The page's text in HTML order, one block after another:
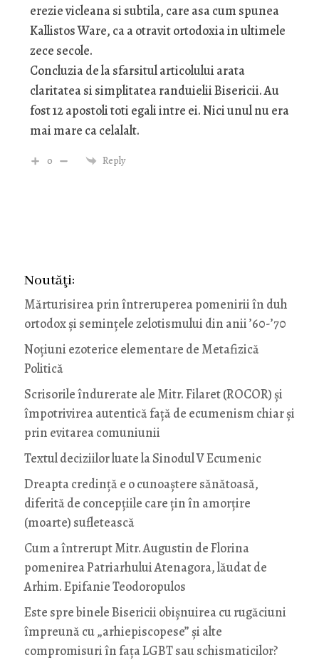
erezie vicleana si subtila, care asa cum spunea
Kallistos Ware, ca a otravit ortodoxia in ultimele
zece secole.
Concluzia de la sfarsitul articolului arata
claritatea si simplitatea randuielii Bisericii. Au
fost 12 apostoli toti egali intre ei. Nici unul nu era
mai mare ca celalalt.
0 Reply
Noutăţi:
Mărturisirea prin întreruperea pomenirii în duh
ortodox și semințele zelotismului din anii ’60-’70
Noţiuni ezoterice elementare de Metafizică
Politică
Scrisorile îndurerate ale Mitr. Filaret (ROCOR) și
împotrivirea autentică față de ecumenism chiar și
prin evitarea comuniunii
Textul deciziilor luate la Sinodul V Ecumenic
Dreapta credință e o cunoaștere sănătoasă,
diferită de concepțiile care țin în amorțire
(moarte) sufletească
Cum a întrerupt Mitr. Augustin de Florina
pomenirea Patriarhului Atenagora, lăudat de
Arhim. Epifanie Teodoropulos
Este spre binele Bisericii obișnuirea cu rugăciuni
împreună cu „arhiepiscopese” și alte
compromisuri în fața LGBT sau schismaticilor?